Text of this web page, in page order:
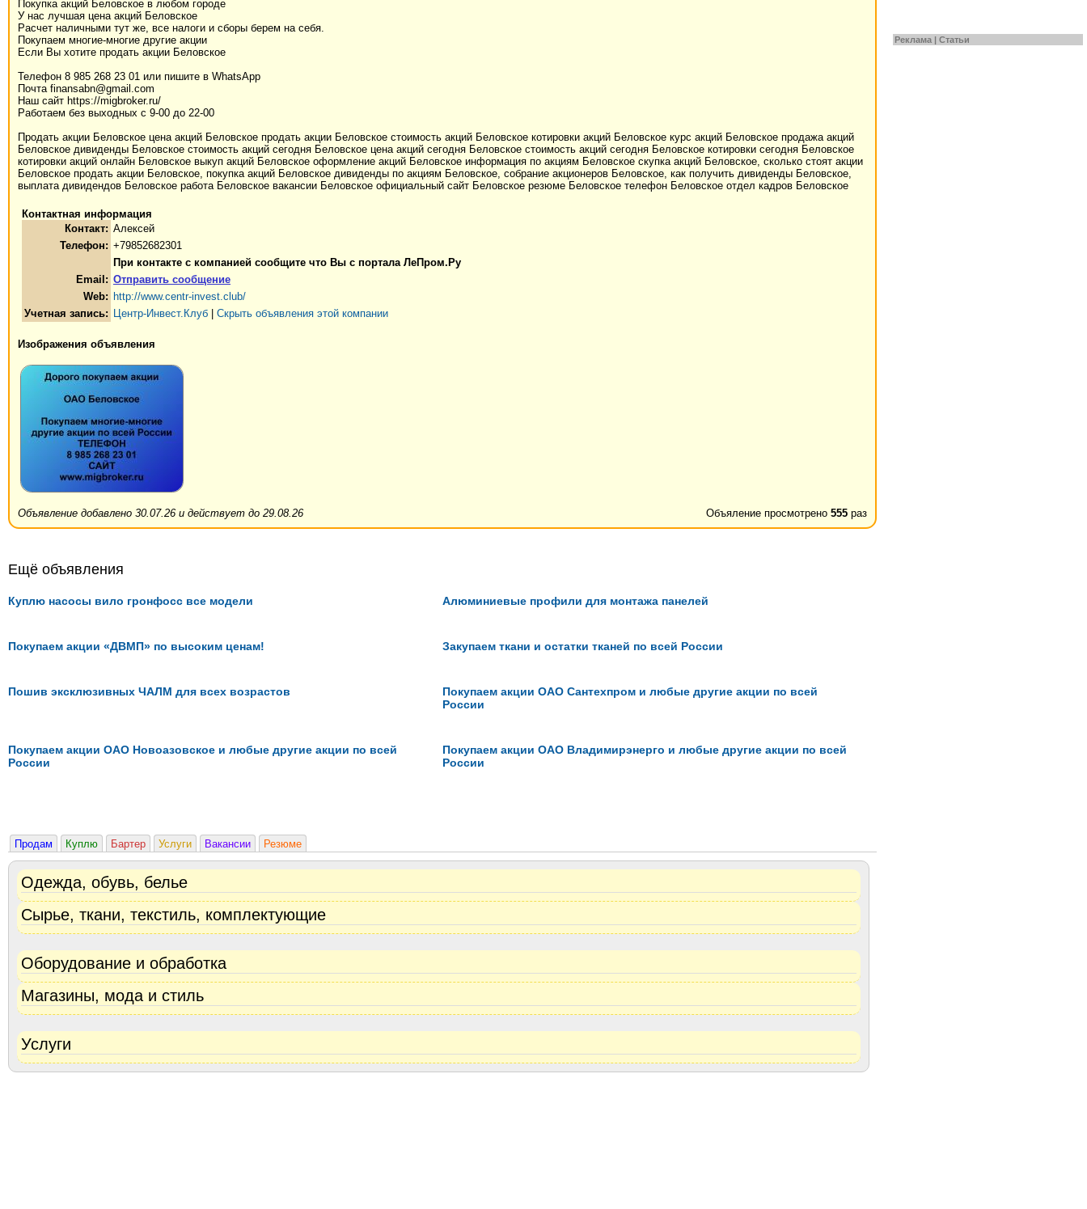
Реклама | Статьи
Покупка акций Беловское в любом городе
У нас лучшая цена акций Беловское
Расчет наличными тут же, все налоги и сборы берем на себя.
Покупаем многие-многие другие акции
Если Вы хотите продать акции Беловское
Телефон 8 985 268 23 01 или пишите в WhatsApp
Почта finansabn@gmail.com
Наш сайт https://migbroker.ru/
Работаем без выходных с 9-00 до 22-00
Продать акции Беловское цена акций Беловское продать акции Беловское стоимость акций Беловское котировки акций Беловское курс акций Беловское продажа акций
Беловское дивиденды Беловское стоимость акций сегодня Беловское цена акций сегодня Беловское стоимость акций сегодня Беловское котировки сегодня Беловское
котировки акций онлайн Беловское выкуп акций Беловское оформление акций Беловское информация по акциям Беловское скупка акций Беловское, сколько стоят акции
Беловское продать акции Беловское, покупка акций Беловское дивиденды по акциям Беловское, собрание акционеров Беловское, как получить дивиденды Беловское,
выплата дивидендов Беловское работа Беловское вакансии Беловское официальный сайт Беловское резюме Беловское телефон Беловское отдел кадров Беловское
Контактная информация
Контакт: Алексей
Телефон: +79852682301
При контакте с компанией сообщите что Вы с портала ЛеПром.Ру
Email: Отправить сообщение
Web: http://www.centr-invest.club/
Учетная запись: Центр-Инвест.Клуб Скрыть объявления этой компании
Изображения объявления
Объяление просмотрено 555 раз
Объявление добавлено 30.07.26 и действует до 29.08.26
Ещё объявления
Куплю насосы вило гронфосс все модели Алюминиевые профили для монтажа панелей
Покупаем акции «ДВМП» по высоким ценам! Закупаем ткани и остатки тканей по всей России
Пошив эксклюзивных ЧАЛМ для всех возрастов
Покупаем акции ОАО Сантехпром и любые другие акции по всей
России
Покупаем акции ОАО Новоазовское и любые другие акции по всей
России
Покупаем акции ОАО Владимирэнерго и любые другие акции по всей
России
Продам Куплю Бартер Услуги Вакансии Резюме
Одежда, обувь, белье
Сырье, ткани, текстиль, комплектующие
Оборудование и обработка
Магазины, мода и стиль
Услуги